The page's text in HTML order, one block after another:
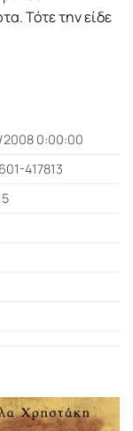
Τότε την είδε
0:00:00
417813